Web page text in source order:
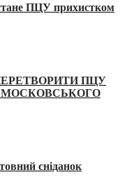
ПЦУ прихистком
ПЦУ
МОСКОВСЬКОГО
сніданок